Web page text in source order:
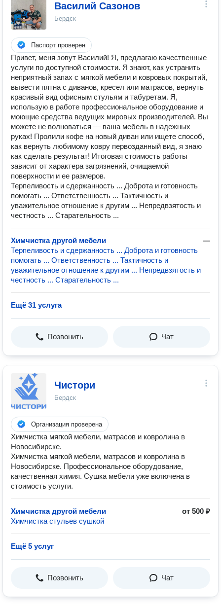
Василий Сазонов
Бердск
Паспорт проверен
Привет, меня зовут Василий! Я, предлагаю качественные
услуги по доступной стоимости. Я знают, как устранить
неприятный запах с мягкой мебели и ковровых покрытий,
вывести пятна с диванов, кресел или матрасов, вернуть
красивый вид офисным стульям и табуретам. Я,
использую в работе профессиональное оборудование и
моющие средства ведущих мировых производителей. Вы
можете не волноваться — ваша мебель в надежных
руках! Пролили кофе на новый диван или ищете способ,
как вернуть любимому ковру первозданный вид, я знаю
как сделать результат! Итоговая стоимость работы
зависит от характера загрязнений, очищаемой
поверхности и ее размеров.
Терпеливость и сдержанность ... Доброта и готовность
помогать ... Ответственность ... Тактичность и
уважительное отношение к другим ... Непредвзятость и
честность ... Старательность ...
Химчистка другой мебели
—
Терпеливость и сдержанность ... Доброта и готовность
помогать ... Ответственность ... Тактичность и
уважительное отношение к другим ... Непредвзятость и
честность ... Старательность ...
Ещё 31 услуга
Позвонить Чат
Чистори
Бердск
Организация проверена
Химчистка мягкой мебели, матрасов и ковролина в
Новосибирске.
Химчистка мягкой мебели, матрасов и ковролина в
Новосибирске. Профессиональное оборудование,
качественная химия. Сушка мебели уже включена в
стоимость услуги.
Химчистка другой мебели
от 500 ₽
Химчистка стульев сушкой
Ещё 5 услуг
Позвонить Чат